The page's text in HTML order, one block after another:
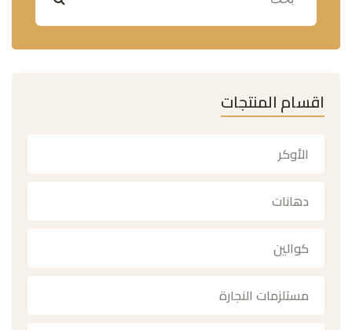
اقسام المنتجات
الأوكر
دهانات
كوالين
مستلزمات النجارة